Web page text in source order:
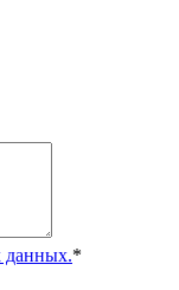
данных.*